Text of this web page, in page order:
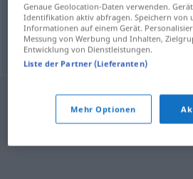
Regelmäßigkeitf asiduidad(≈
Genaue Geolocation-Daten verwenden.
Identifikation aktiv abfragen. Speichern
Informationen auf einem Gerät.
Messung von Werbung und Inhalten,
Entwicklung von Dienstleistungen.
Liste der Partner (Lieferanten)
Mehr Optionen